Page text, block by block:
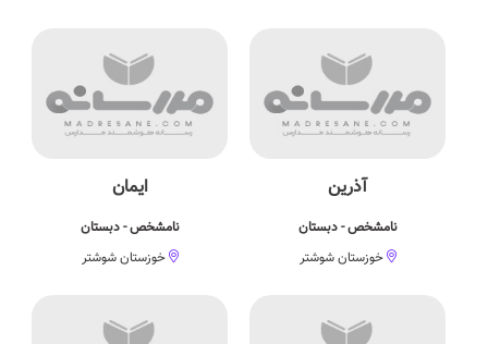
آذرین
نامشخص - دبستان
خوزستان شوشتر
ایمان
نامشخص - دبستان
خوزستان شوشتر